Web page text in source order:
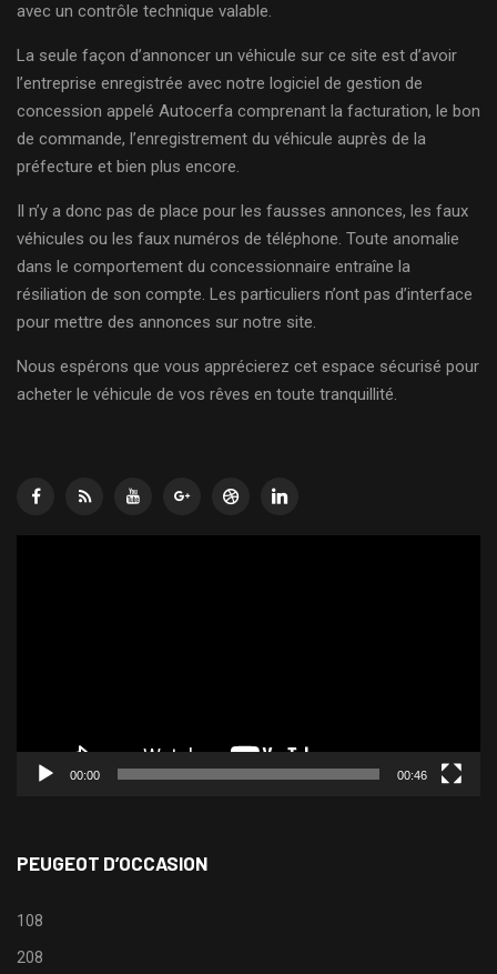
avec un contrôle technique valable.
La seule façon d’annoncer un véhicule sur ce site est d’avoir
l’entreprise enregistrée avec notre logiciel de gestion de
concession appelé Autocerfa comprenant la facturation, le bon
de commande, l’enregistrement du véhicule auprès de la
préfecture et bien plus encore.
Il n’y a donc pas de place pour les fausses annonces, les faux
véhicules ou les faux numéros de téléphone. Toute anomalie
dans le comportement du concessionnaire entraîne la
résiliation de son compte. Les particuliers n’ont pas d’interface
pour mettre des annonces sur notre site.
Nous espérons que vous apprécierez cet espace sécurisé pour
acheter le véhicule de vos rêves en toute tranquillité.
00:00 00:46
PEUGEOT D’OCCASION
108
208